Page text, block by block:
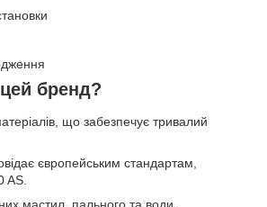
бренд?
що забезпечує тривалий
європейським стандартам,
AS.